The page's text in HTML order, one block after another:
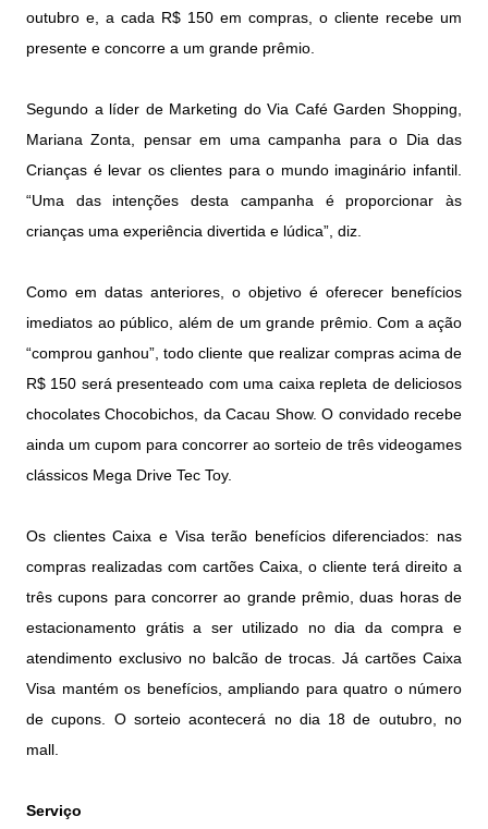
outubro e, a cada R$ 150 em compras, o cliente recebe um
presente e concorre a um grande prêmio.
Segundo a líder de Marketing do Via Café Garden Shopping,
Mariana Zonta, pensar em uma campanha para o Dia das
Crianças é levar os clientes para o mundo imaginário infantil.
“Uma das intenções desta campanha é proporcionar às
crianças uma experiência divertida e lúdica”, diz.
Como em datas anteriores, o objetivo é oferecer benefícios
imediatos ao público, além de um grande prêmio. Com a ação
“comprou ganhou”, todo cliente que realizar compras acima de
R$ 150 será presenteado com uma caixa repleta de deliciosos
chocolates Chocobichos, da Cacau Show. O convidado recebe
ainda um cupom para concorrer ao sorteio de três videogames
clássicos Mega Drive Tec Toy.
Os clientes Caixa e Visa terão benefícios diferenciados: nas
compras realizadas com cartões Caixa, o cliente terá direito a
três cupons para concorrer ao grande prêmio, duas horas de
estacionamento grátis a ser utilizado no dia da compra e
atendimento exclusivo no balcão de trocas. Já cartões Caixa
Visa mantém os benefícios, ampliando para quatro o número
de cupons. O sorteio acontecerá no dia 18 de outubro, no
mall.
Serviço